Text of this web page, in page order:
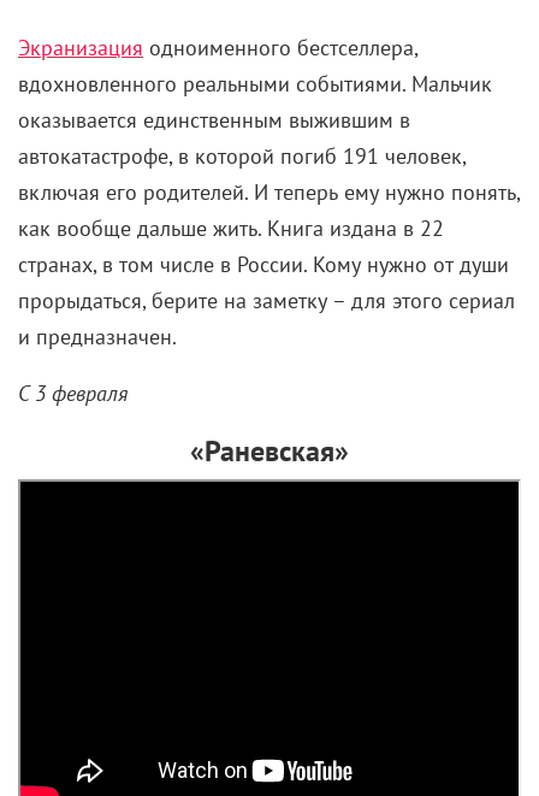
Экранизация одноименного бестселлера,
вдохновленного реальными событиями. Мальчик
оказывается единственным выжившим в
автокатастрофе, в которой погиб 191 человек,
включая его родителей. И теперь ему нужно понять,
как вообще дальше жить. Книга издана в 22
странах, в том числе в России. Кому нужно от души
прорыдаться, берите на заметку – для этого сериал
и предназначен.
C 3 февраля
«Раневская»